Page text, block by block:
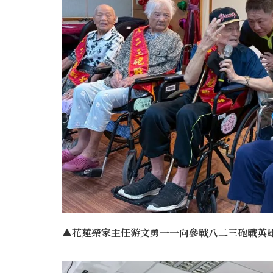
▲花蓮榮家主任游文勇一一向參戰八二三砲戰英